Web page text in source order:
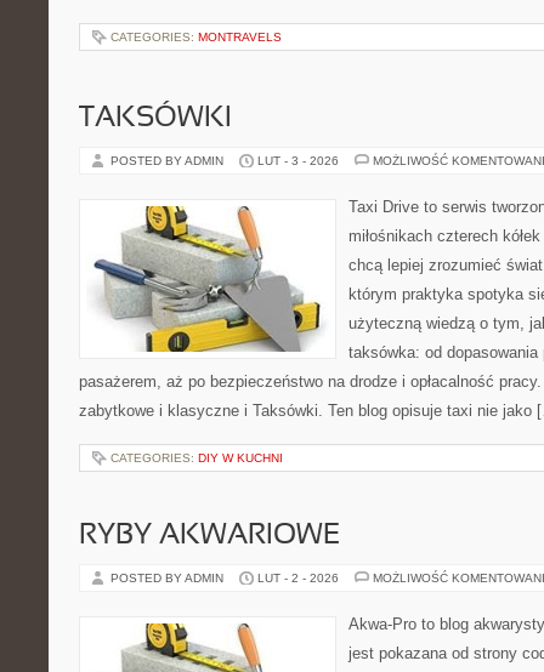
CATEGORIES: MONTRAVELS
TAKSÓWKI
POSTED BY ADMIN LUT - 3 - 2026 MOŻLIWOŚĆ
Taxi Drive to serwis
miłośnikach czterech
chcą lepiej zrozumieć
którym praktyka spotyka
użyteczną wiedzą o tym,
taksówka: od
pasażerem, aż po bezpieczeństwo na drodze i opłacalność
zabytkowe i klasyczne i Taksówki. Ten blog opisuje taxi nie jako
CATEGORIES: DIY W KUCHNI
RYBY AKWARIOWE
POSTED BY ADMIN LUT - 2 - 2026 MOŻLIWOŚĆ
Akwa-Pro to blog
jest pokazana od strony